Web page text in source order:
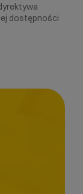
dostępności